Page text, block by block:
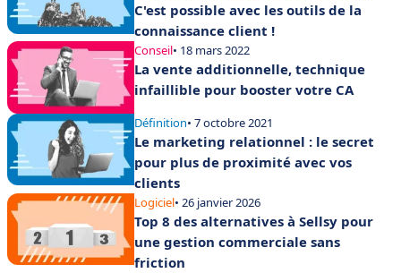
C'est possible avec les outils de la
connaissance client !
Conseil• 18 mars 2022
La vente additionnelle, technique
infaillible pour booster votre CA
Définition• 7 octobre 2021
Le marketing relationnel : le secret
pour plus de proximité avec vos
clients
Logiciel• 26 janvier 2026
Top 8 des alternatives à Sellsy pour
une gestion commerciale sans
friction